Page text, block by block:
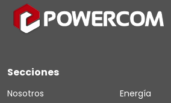
Secciones
Nosotros
Energía